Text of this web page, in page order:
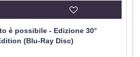
è possibile - Edizione 30°
(Blu-Ray Disc)